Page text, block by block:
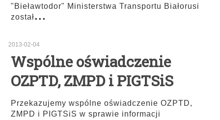
"Bieławtodor" Ministerstwa Transportu Białorusi
został...
2013-02-04
Wspólne oświadczenie
OZPTD, ZMPD i PIGTSiS
Przekazujemy wspólne oświadczenie OZPTD,
ZMPD i PIGTSiS w sprawie informacji